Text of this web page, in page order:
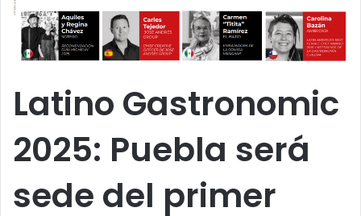
Latino Gastronomic
2025: Puebla será
sede del primer